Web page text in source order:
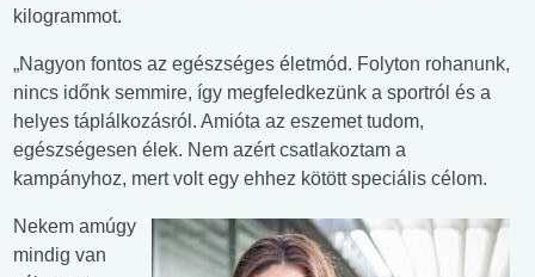
kilogrammot.
„Nagyon fontos az egészséges életmód. Folyton rohanunk,
nincs időnk semmire, így megfeledkezünk a sportról és a
helyes táplálkozásról. Amióta az eszemet tudom,
egészségesen élek. Nem azért csatlakoztam a
kampányhoz, mert volt egy ehhez kötött speciális célom.
Nekem amúgy
mindig van